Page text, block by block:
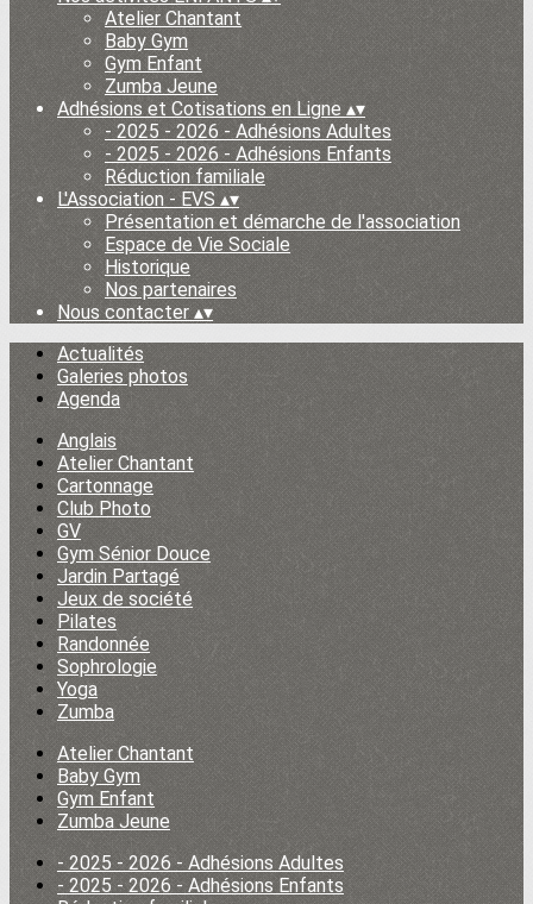
Atelier Chantant
Baby Gym
Gym Enfant
Zumba Jeune
Adhésions et Cotisations en Ligne ▴▾
- 2025 - 2026 - Adhésions Adultes
- 2025 - 2026 - Adhésions Enfants
Réduction familiale
L'Association - EVS▴▾
Présentation et démarche de l'association
Espace de Vie Sociale
Historique
Nos partenaires
Nous contacter▴▾
Actualités
Galeries photos
Agenda
Anglais
Atelier Chantant
Cartonnage
Club Photo
GV
Gym Sénior Douce
Jardin Partagé
Jeux de société
Pilates
Randonnée
Sophrologie
Yoga
Zumba
Atelier Chantant
Baby Gym
Gym Enfant
Zumba Jeune
- 2025 - 2026 - Adhésions Adultes
- 2025 - 2026 - Adhésions Enfants